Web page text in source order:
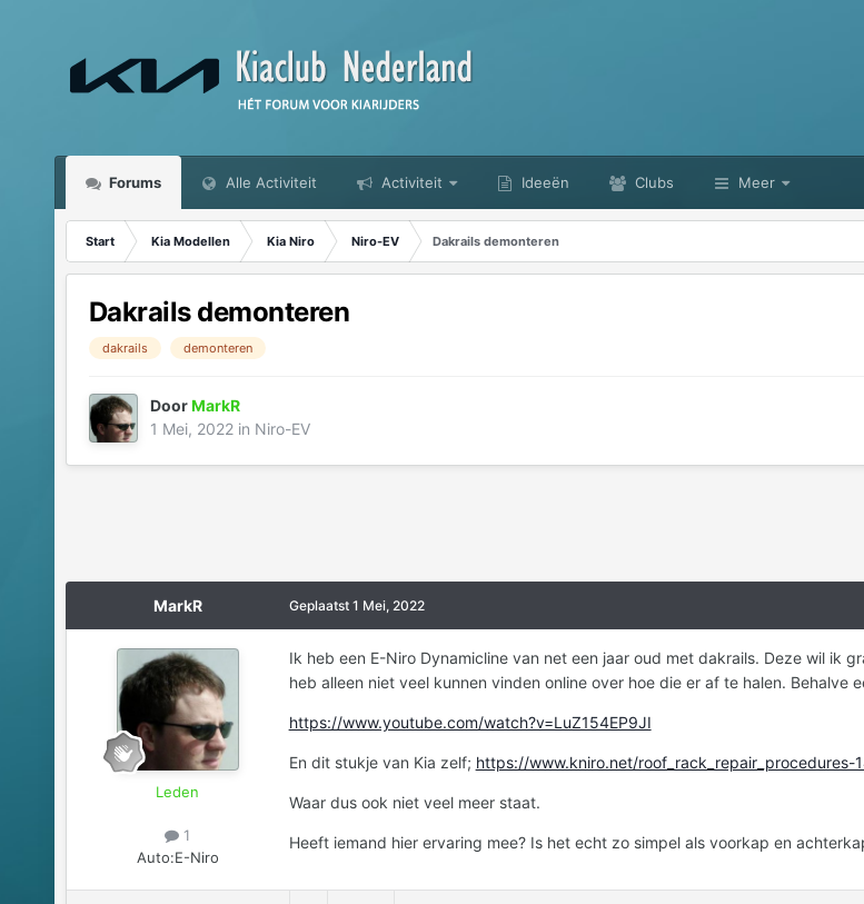
Forums Alle Activiteit Activiteit Ideeën Clubs Meer
Start Kia Modellen Kia Niro Niro-EV Dakrails demonteren
Dakrails demonteren
dakrails demonteren
DoorMarkR
1 Mei, 2022in Niro-EV
MarkR
Leden
1
Auto:E-Niro
Geplaatst 1 Mei, 2022
Ik heb een E-Niro Dynamicline van net een jaar oud met dakrails. Deze wil ik
heb alleen niet veel kunnen vinden online over hoe die er af te halen. Behalve
https://www.youtube.com/watch?v=LuZ154EP9JI
En dit stukje van Kia zelf; https://www.kniro.net/roof_rack_repair_procedures-
Waar dus ook niet veel meer staat.
Heeft iemand hier ervaring mee? Is het echt zo simpel als voorkap en